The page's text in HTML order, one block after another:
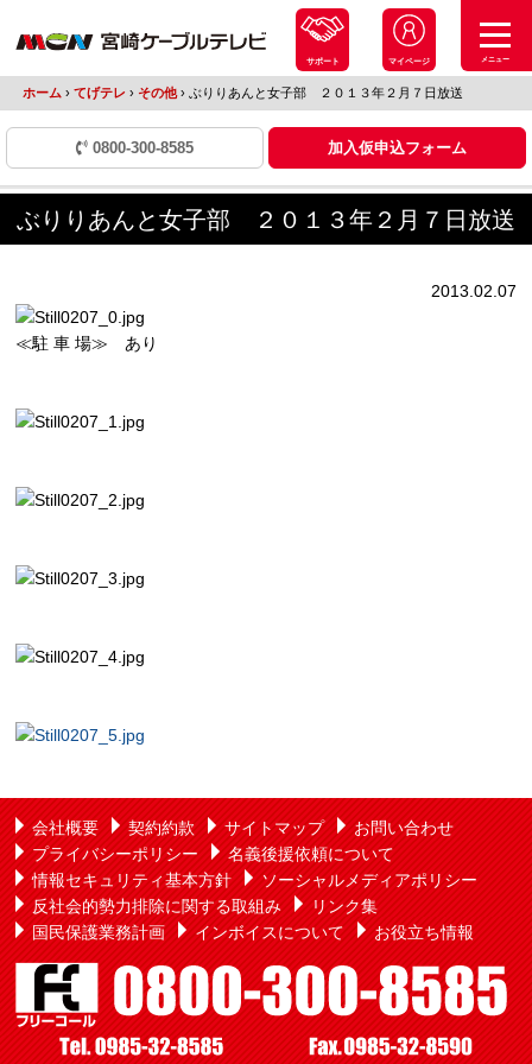
サポート マイページ メニュー
ホーム › てげテレ › その他 ›ぶりりあんと女子部 ２０１３年２月７日放送
0800-300-8585 加入仮申込フォーム
ぶりりあんと女子部 ２０１３年２月７日放送
2013.02.07
≪駐 車 場≫ あり
会社概要 契約約款 サイトマップ
お問い合わせ
プライバシーポリシー
名義後援依頼について
情報セキュリティ基本方針
ソーシャルメディアポリシー
反社会的勢力排除に関する取組み
リンク集
国民保護業務計画
インボイスについて お役立ち情報